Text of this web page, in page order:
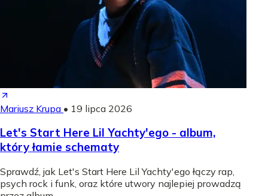
Mariusz Krupa • 19 lipca 2026
Let's Start Here Lil Yachty'ego - album,
który łamie schematy
Sprawdź, jak Let's Start Here Lil Yachty'ego łączy rap,
psych rock i funk, oraz które utwory najlepiej prowadzą